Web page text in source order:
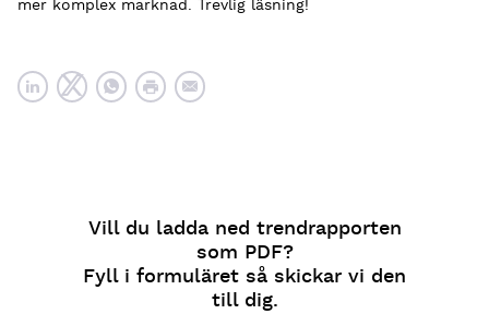
mer komplex marknad. Trevlig läsning!
Vill du ladda ned trendrapporten
som PDF?
Fyll i formuläret så skickar vi den
till dig.